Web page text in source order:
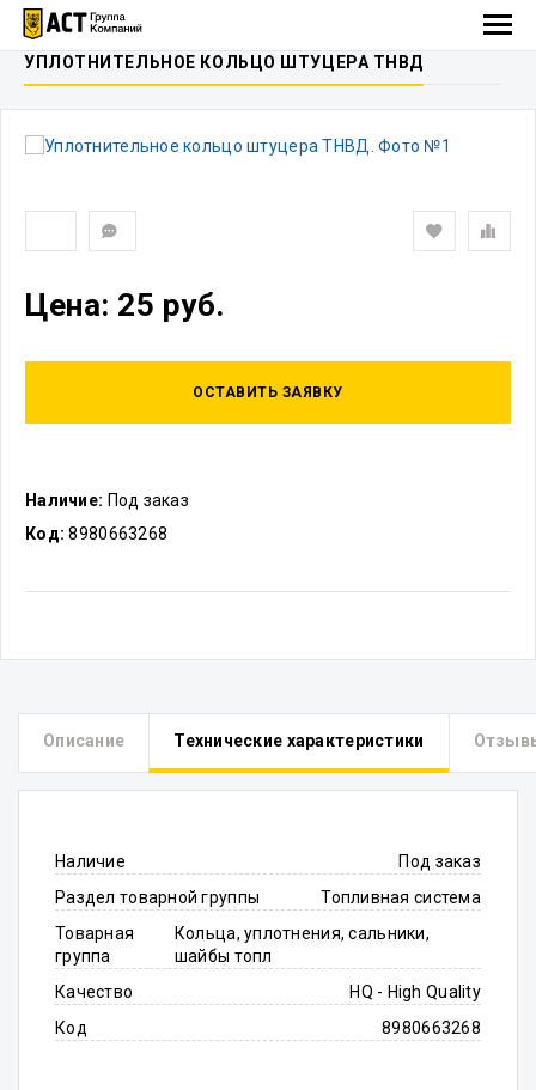
УПЛОТНИТЕЛЬНОЕ КОЛЬЦО ШТУЦЕРА ТНВД
Наличие: Под заказ
Код: 8980663268
Цена: 25 руб.
ОСТАВИТЬ ЗАЯВКУ
Описание Технические характеристики
Наличие
Под заказ
Раздел товарной группы
Топливная система
Товарная
группа
Кольца, уплотнения, сальники,
шайбы топл
Качество
HQ - High Quality
Код
8980663268